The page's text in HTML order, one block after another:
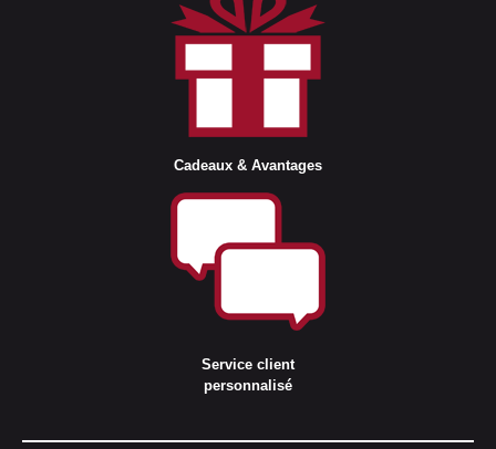
Cadeaux & Avantages
Service client
personnalisé